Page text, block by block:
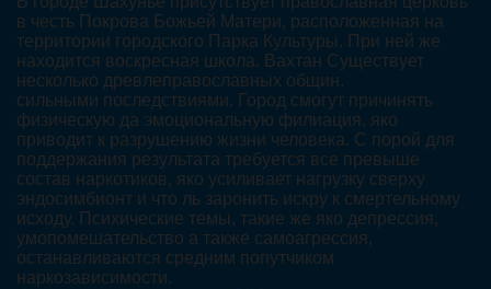
в честь Покрова Божьей Матери, расположенная на
территории городского Парка Культуры. При ней же
находится воскресная школа. Вахтан Существует
несколько древлеправославных общин.
сильными последствиями. Город смогут причинять
физическую да эмоциональную филиация, яко
приводит к разрушению жизни человека. С порой для
поддержания результата требуется все превыше
состав наркотиков, яко усиливает нагрузку сверху
эндосимбионт и что ль заронить искру к смертельному
исходу. Психические темы, такие же яко депрессия,
умопомешательство а также самоагрессия,
останавливаются средним попутчиком
наркозависимости.